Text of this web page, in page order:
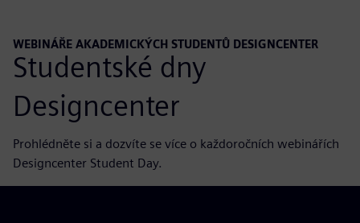
WEBINÁŘE AKADEMICKÝCH STUDENTŮ DESIGNCENTER
Studentské dny
Designcenter
Prohlédněte si a dozvíte se více o každoročních webinářích
Designcenter Student Day.